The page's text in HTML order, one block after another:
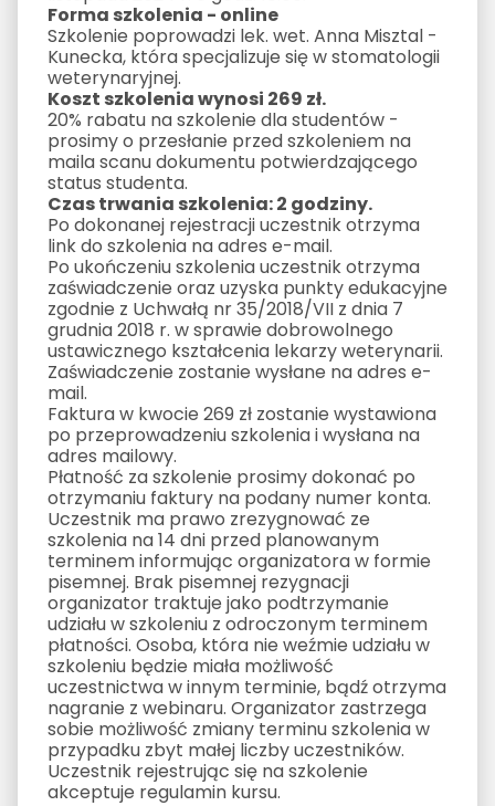
Forma szkolenia - online
Szkolenie poprowadzi lek. wet. Anna Misztal -
Kunecka, która specjalizuje się w stomatologii
weterynaryjnej.
Koszt szkolenia wynosi 269 zł.
20% rabatu na szkolenie dla studentów -
prosimy o przesłanie przed szkoleniem na
maila scanu dokumentu potwierdzającego
status studenta.
Czas trwania szkolenia: 2 godziny.
Po dokonanej rejestracji uczestnik otrzyma
link do szkolenia na adres e-mail.
Po ukończeniu szkolenia uczestnik otrzyma
zaświadczenie oraz uzyska punkty edukacyjne
zgodnie z Uchwałą nr 35/2018/VII z dnia 7
grudnia 2018 r. w sprawie dobrowolnego
ustawicznego kształcenia lekarzy weterynarii.
Zaświadczenie zostanie wysłane na adres e-
mail.
Faktura w kwocie 269 zł zostanie wystawiona
po przeprowadzeniu szkolenia i wysłana na
adres mailowy.
Płatność za szkolenie prosimy dokonać po
otrzymaniu faktury na podany numer konta.
Uczestnik ma prawo zrezygnować ze
szkolenia na 14 dni przed planowanym
terminem informując organizatora w formie
pisemnej. Brak pisemnej rezygnacji
organizator traktuje jako podtrzymanie
udziału w szkoleniu z odroczonym terminem
płatności. Osoba, która nie weźmie udziału w
szkoleniu będzie miała możliwość
uczestnictwa w innym terminie, bądź otrzyma
nagranie z webinaru. Organizator zastrzega
sobie możliwość zmiany terminu szkolenia w
przypadku zbyt małej liczby uczestników.
Uczestnik rejestrując się na szkolenie
akceptuje regulamin kursu.